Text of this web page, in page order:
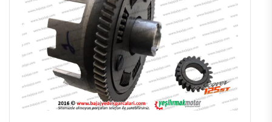
İncele Favoriler